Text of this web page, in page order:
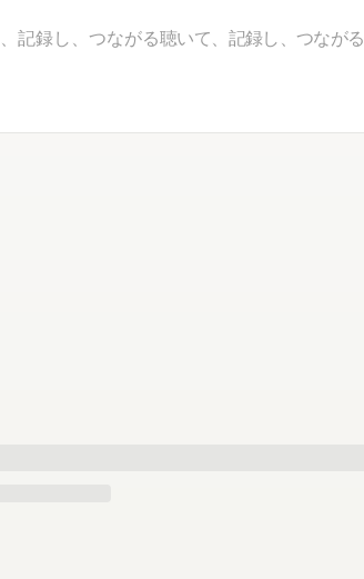
記録し、つながる聴いて、記録し、つながる